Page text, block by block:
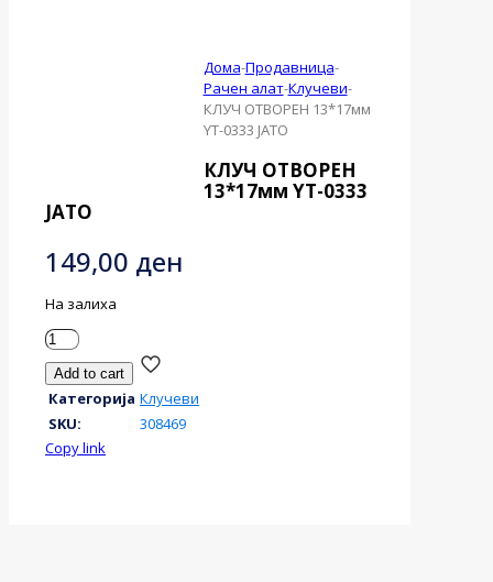
Дома-Продавница-
Рачен алат-Клучеви-
КЛУЧ ОТВОРЕН 13*17мм
YT-0333 ЈАТО
КЛУЧ ОТВОРЕН
13*17мм YT-0333
ЈАТО
149,00 ден
На залиха
КЛУЧ
ОТВОРЕН
13*17мм
YT-
0333
ЈАТО
Add to cart
Категорија Клучеви
SKU:
308469
Copy link